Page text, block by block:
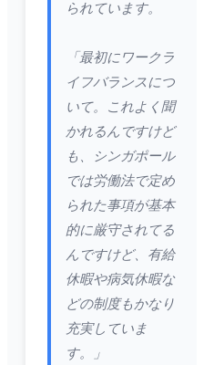
られています。
「最初にワークラ
イフバランスにつ
いて。これよく聞
かれるんですけど
も、シンガポール
では労働法で定め
られた事項が基本
的に厳守されてる
んですけど、有給
休暇や病気休暇な
どの制度もかなり
充実していま
す。」